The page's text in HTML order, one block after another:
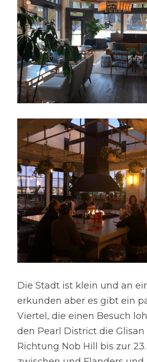
Die Stadt ist klein und an
erkunden aber es gibt ein
Viertel, die einen Besuch
den Pearl District die Glisan
Richtung Nob Hill bis zur 23.